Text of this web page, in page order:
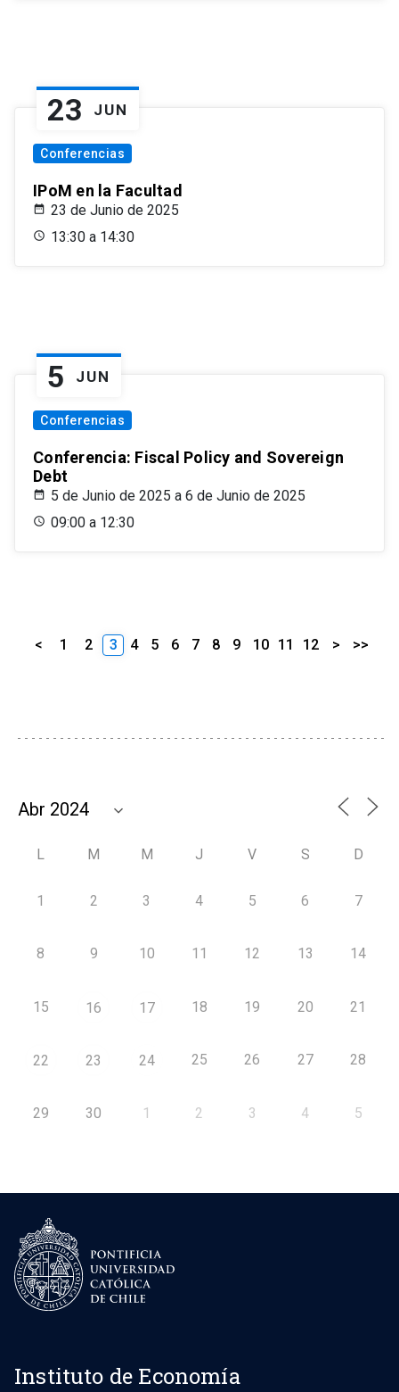
23 JUN
Conferencias
IPoM en la Facultad
23 de Junio de 2025
13:30 a 14:30
5 JUN
Conferencias
Conferencia: Fiscal Policy and Sovereign
Debt
5 de Junio de 2025 a 6 de Junio de 2025
09:00 a 12:30
< 1 2 3 4 5 6 7 8 9 10 11 12 > >>
L M M J V S D
1 2 3 4 5 6 7
8 9 10 11 12 13 14
15 16 17 18 19 20 21
22 23 24 25 26 27 28
29 30 1 2 3 4 5
Instituto de Economía